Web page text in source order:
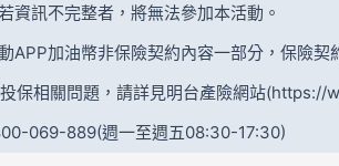
資訊不完整者，將無法參加本活動。
APP加油幣非保險契約內容一部分，保險
保相關問題，請詳見明台產險網站
069-889(週一至週五08:30-17:30)